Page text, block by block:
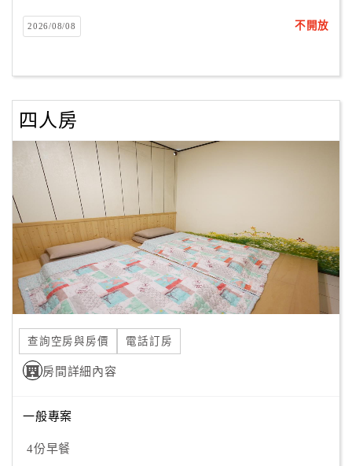
戶
客
服
聯
線
上
服
紅
利
查
訂
2026/08/08 不開放
四人房
查詢空房與房價 電話訂房
房間詳細內容
一般專案
4份早餐